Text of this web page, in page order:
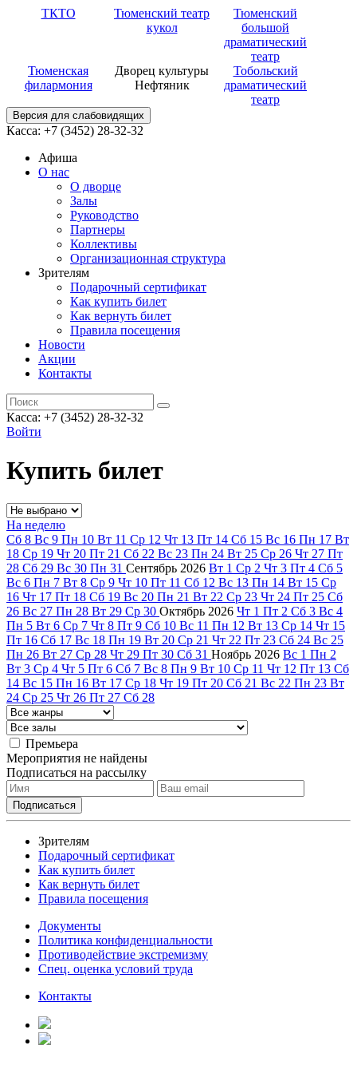
ТКТО
Тюменский театр
кукол
Тюменский
большой
драматический
театр
Тюменская
филармония
Дворец культуры
Нефтяник
Тобольский
драматический
театр
Версия для слабовидящих
Касса: +7 (3452) 28-32-32
Афиша
О нас
О дворце
Залы
Руководство
Партнеры
Коллективы
Организационная структура
Зрителям
Подарочный сертификат
Как купить билет
Как вернуть билет
Правила посещения
Новости
Акции
Контакты
Касса: +7 (3452) 28-32-32
Войти
Купить билет
На неделю
Сб 8 Вс 9 Пн 10 Вт 11 Ср 12 Чт 13 Пт 14 Сб 15 Вс 16 Пн 17 Вт
18 Ср 19 Чт 20 Пт 21 Сб 22 Вс 23 Пн 24 Вт 25 Ср 26 Чт 27 Пт
28 Сб 29 Вс 30 Пн 31 Сентябрь 2026 Вт 1 Ср 2 Чт 3 Пт 4 Сб 5
Вс 6 Пн 7 Вт 8 Ср 9 Чт 10 Пт 11 Сб 12 Вс 13 Пн 14 Вт 15 Ср
16 Чт 17 Пт 18 Сб 19 Вс 20 Пн 21 Вт 22 Ср 23 Чт 24 Пт 25 Сб
26 Вс 27 Пн 28 Вт 29 Ср 30 Октябрь 2026 Чт 1 Пт 2 Сб 3 Вс 4
Пн 5 Вт 6 Ср 7 Чт 8 Пт 9 Сб 10 Вс 11 Пн 12 Вт 13 Ср 14 Чт 15
Пт 16 Сб 17 Вс 18 Пн 19 Вт 20 Ср 21 Чт 22 Пт 23 Сб 24 Вс 25
Пн 26 Вт 27 Ср 28 Чт 29 Пт 30 Сб 31 Ноябрь 2026 Вс 1 Пн 2
Вт 3 Ср 4 Чт 5 Пт 6 Сб 7 Вс 8 Пн 9 Вт 10 Ср 11 Чт 12 Пт 13 Сб
14 Вс 15 Пн 16 Вт 17 Ср 18 Чт 19 Пт 20 Сб 21 Вс 22 Пн 23 Вт
24 Ср 25 Чт 26 Пт 27 Сб 28
Премьера
Мероприятия не найдены
Подписаться на рассылку
Зрителям
Подарочный сертификат
Как купить билет
Как вернуть билет
Правила посещения
Документы
Политика конфиденциальности
Противодействие экстремизму
Спец. оценка условий труда
Контакты